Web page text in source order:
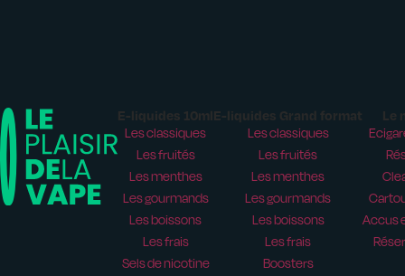
E-liquides 10ml
Les classiques
Les fruités
Les menthes
Les gourmands
Les boissons
Les frais
Sels de nicotine
E-liquides Grand format
Les classiques
Les fruités
Les menthes
Les gourmands
Les boissons
Les frais
Boosters
Le
Accus